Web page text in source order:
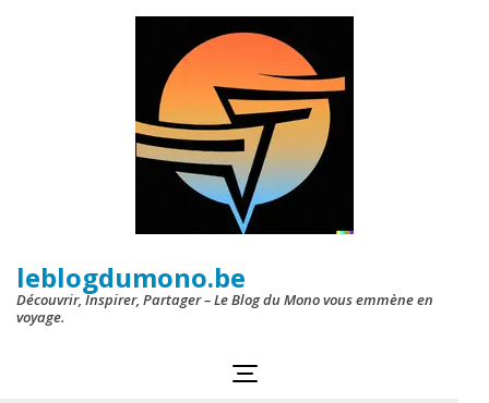
leblogdumono.be
Découvrir, Inspirer, Partager – Le Blog du Mono vous emmène en
voyage.